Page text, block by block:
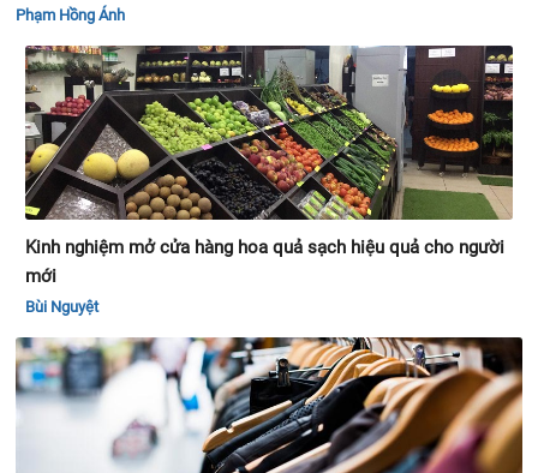
Phạm Hồng Ánh
Kinh nghiệm mở cửa hàng hoa quả sạch hiệu quả cho người
mới
Bùi Nguyệt